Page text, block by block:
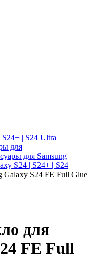
| S24 Ultra
для
для Samsung
S24 | S24+ | S24
Galaxy S24 FE Full Glue
для
FE Full